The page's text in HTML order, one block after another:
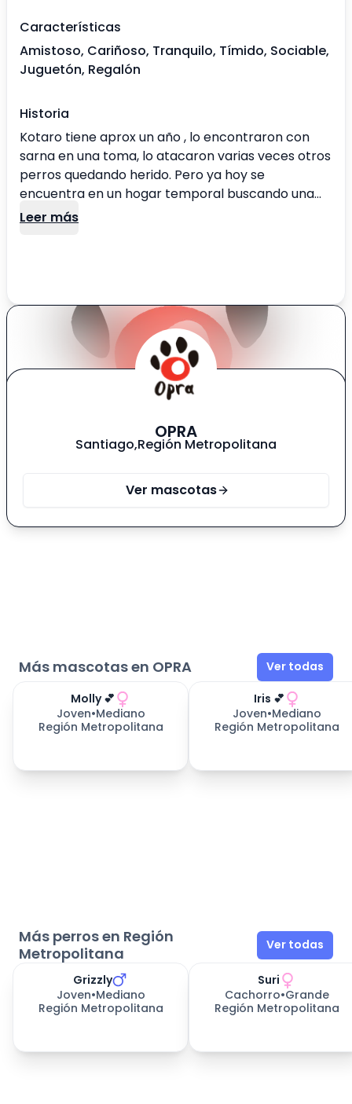
Características
Amistoso, Cariñoso, Tranquilo, Tímido, Sociable,
Juguetón, Regalón
Historia
Kotaro tiene aprox un año , lo encontraron con
sarna en una toma, lo atacaron varias veces otros
perros quedando herido. Pero ya hoy se
encuentra en un hogar temporal buscando una
familia que lo quiera, es tranquilo y paciente , se
Leer más
OPRA
Santiago,Región Metropolitana
Ver mascotas
Más mascotas en OPRA Ver todas
Molly 💕
Joven•Mediano
Región Metropolitana
Iris 💕
Joven•Mediano
Región Metropolitana
Más perros en Región
Metropolitana
Ver todas
Grizzly
Joven•Mediano
Región Metropolitana
Suri
Cachorro•Grande
Región Metropolitana